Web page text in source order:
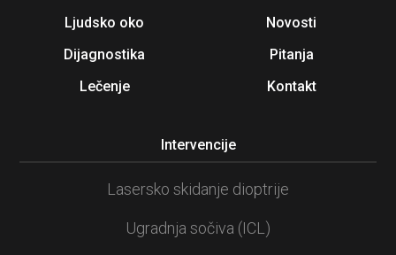
Ljudsko oko
Dijagnostika
Lečenje
Novosti
Pitanja
Kontakt
Intervencije
Lasersko skidanje dioptrije
Ugradnja sočiva (ICL)